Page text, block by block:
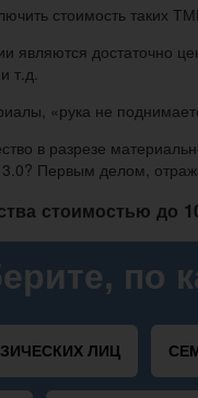
стоимость
являются достаточно
т.д.
«рука не
в разрезе
3.0? Первым делом,
стоимостью до